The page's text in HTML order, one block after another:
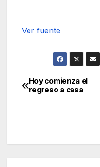
Ver fuente
Navegación
Hoy comienza el
regreso a casa